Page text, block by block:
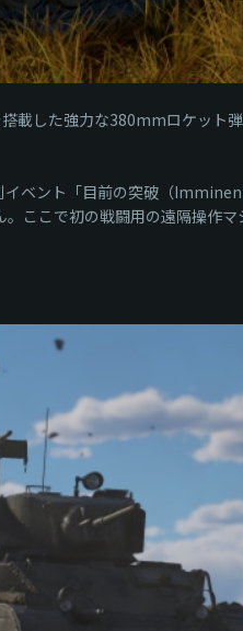
載した強力な380mmロケット
イベント「目前の突破（
ここで初の戦闘用の遠隔操作